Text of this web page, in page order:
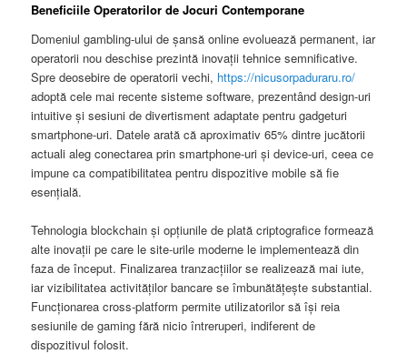
Beneficiile Operatorilor de Jocuri Contemporane
Domeniul gambling-ului de șansă online evoluează permanent, iar
operatorii nou deschise prezintă inovații tehnice semnificative.
Spre deosebire de operatorii vechi, https://nicusorpaduraru.ro/
adoptă cele mai recente sisteme software, prezentând design-uri
intuitive și sesiuni de divertisment adaptate pentru gadgeturi
smartphone-uri. Datele arată că aproximativ 65% dintre jucătorii
actuali aleg conectarea prin smartphone-uri și device-uri, ceea ce
impune ca compatibilitatea pentru dispozitive mobile să fie
esențială.
Tehnologia blockchain și opțiunile de plată criptografice formează
alte inovații pe care le site-urile moderne le implementează din
faza de început. Finalizarea tranzacțiilor se realizează mai iute,
iar vizibilitatea activităților bancare se îmbunătățește substantial.
Funcționarea cross-platform permite utilizatorilor să își reia
sesiunile de gaming fără nicio întreruperi, indiferent de
dispozitivul folosit.